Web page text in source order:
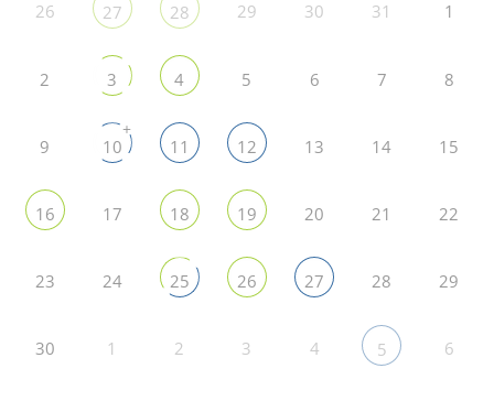
26 27 28 29 30 31 1
2 3 4 5 6 7 8
9 10
+
11 12 13 14 15
16 17 18 19 20 21 22
23 24 25 26 27 28 29
30 1 2 3 4 5 6